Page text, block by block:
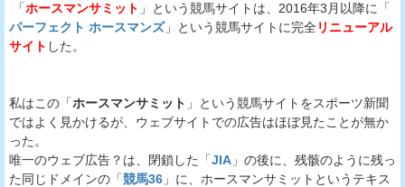
「ホースマンサミット 」という競馬サイトは、2016年3月以降に「
パーフェクト ホースマンズ」という競馬サイトに完全リニューアル
サイト した。
私はこの「ホースマンサミット 」という競馬サイトをスポーツ新聞
ではよく見かけるが、ウェブサイトでの広告はほぼ見たことが無か
った。
唯一のウェブ広告？は、閉鎖した「JIA 」の後に、残骸のように残っ
た同じドメインの「競馬36 」に、ホースマンサミットというテキス